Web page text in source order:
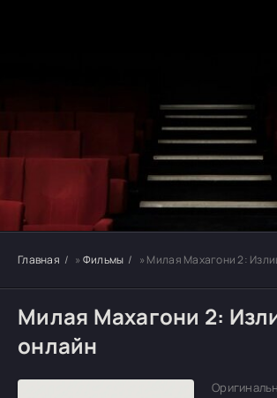
Главная » Фильмы » Милая Махагони 2:
Милая Махагони 2:
онлайн